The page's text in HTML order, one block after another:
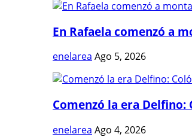
En Rafaela comenzó a
enelarea Ago 5, 2026
Comenzó la era
enelarea Ago 4, 2026